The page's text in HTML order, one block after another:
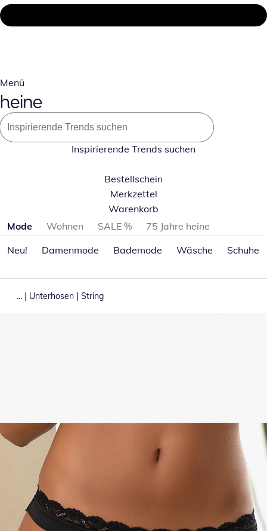
Menü
Inspirierende Trends suchen
Bestellschein
Merkzettel
Warenkorb
Produktkategorien überspringen
Mode Wohnen SALE %
75 Jahre heine
Neu!
Damenmode Bademode Wäsche Schuhe
... | Unterhosen | String